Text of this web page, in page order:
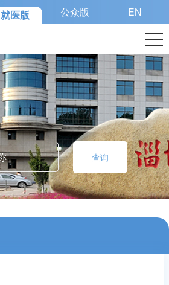
就医版 公众版 EN
查询